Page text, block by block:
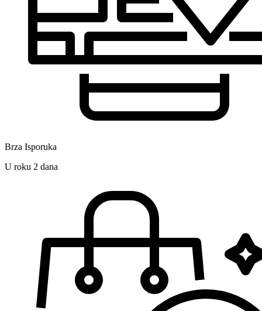
Brza Isporuka
U roku 2 dana